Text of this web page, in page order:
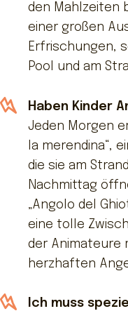
den Mahlzeiten
einer großen
Erfrischungen,
Pool und am
Haben Kinder
Jeden Morgen
la merendina“,
die sie am
Nachmittag
„Angolo del
eine tolle
der Animateure
herzhaften
Ich muss